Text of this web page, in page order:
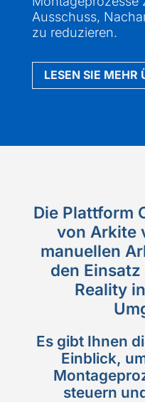
Ausschuss,
zu reduzieren.
LESEN SIE MEHR
Die Plattform
von Arkite
manuellen
den
Reality
Es gibt Ihnen
Einblick,
steuern